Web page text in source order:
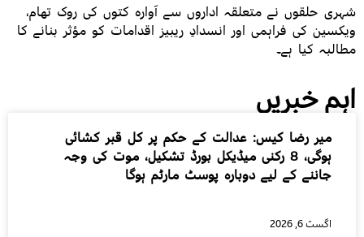
شہری حلقوں نے متعلقہ اداروں سے آوارہ کتوں کی روک تھام،
ویکسین کی فراہمی اور انسدادِ ریبیز اقدامات کو مؤثر بنانے کا
مطالبہ کیا ہے۔
اہم خبریں
میر رضا کیس: عدالت کے حکم پر کل قبر کشائی
ہوگی، 8 رکنی میڈیکل بورڈ تشکیل، موت کی وجہ
جاننے کے لیے دوبارہ پوسٹ مارٹم ہوگا
اگست 6, 2026